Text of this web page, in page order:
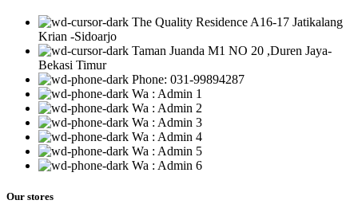
The Quality Residence A16-17 Jatikalang
Krian -Sidoarjo
Taman Juanda M1 NO 20 ,Duren Jaya-
Bekasi Timur
Phone: 031-99894287
Wa : Admin 1
Wa : Admin 2
Wa : Admin 3
Wa : Admin 4
Wa : Admin 5
Wa : Admin 6
Our stores